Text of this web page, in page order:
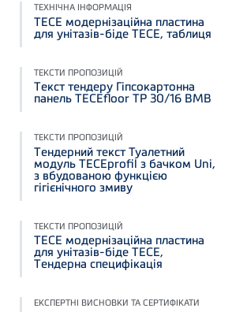
ТЕХНІЧНА ІНФОРМАЦІЯ
TECE модернізаційна пластина
для унітазів-біде TECE, таблиця
ТЕКСТИ ПРОПОЗИЦІЙ
Текст тендеру Гіпсокартонна
панель TECEfloor TP 30/16 BMB
ТЕКСТИ ПРОПОЗИЦІЙ
Тендерний текст Туалетний
модуль TECEprofil з бачком Uni,
з вбудованою функцією
гігієнічного змиву
ТЕКСТИ ПРОПОЗИЦІЙ
TECE модернізаційна пластина
для унітазів-біде TECE,
Тендерна специфікація
ЕКСПЕРТНІ ВИСНОВКИ ТА СЕРТИФІКАТИ